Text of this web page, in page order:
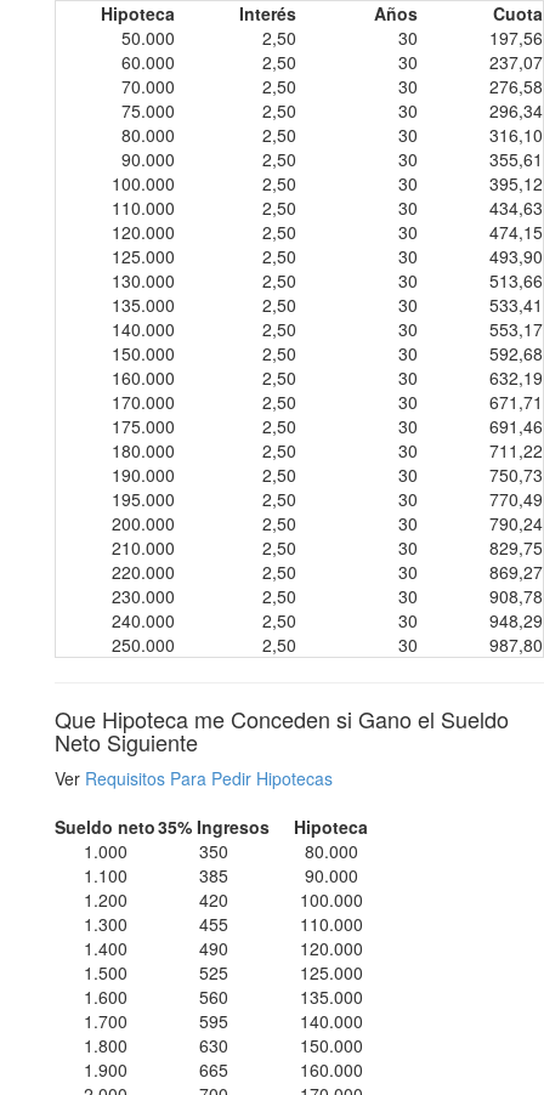
Hipoteca Interés Años
Cuota
50.000
2,50 30
197,56
60.000
2,50 30
237,07
70.000
2,50 30
276,58
75.000
2,50 30
296,34
80.000
2,50 30
316,10
90.000
2,50 30
355,61
100.000
2,50 30
395,12
110.000
2,50 30
434,63
120.000
2,50 30
474,15
125.000
2,50 30
493,90
130.000
2,50 30
513,66
135.000
2,50 30
533,41
140.000
2,50 30
553,17
150.000
2,50 30
592,68
160.000
2,50 30
632,19
170.000
2,50 30
671,71
175.000
2,50 30
691,46
180.000
2,50 30
711,22
190.000
2,50 30
750,73
195.000
2,50 30
770,49
200.000
2,50 30
790,24
210.000
2,50 30
829,75
220.000
2,50 30
869,27
230.000
2,50 30
908,78
240.000
2,50 30
948,29
250.000
2,50 30 987,80
Que Hipoteca me Conceden si Gano el Sueldo
Neto Siguiente
Ver Requisitos Para Pedir Hipotecas
Sueldo neto35% Ingresos
Hipoteca
1.000
350
80.000
1.100
385
90.000
1.200
420
100.000
1.300
455
110.000
1.400
490
120.000
1.500
525
125.000
1.600
560
135.000
1.700
595
140.000
1.800
630
150.000
1.900
665
160.000